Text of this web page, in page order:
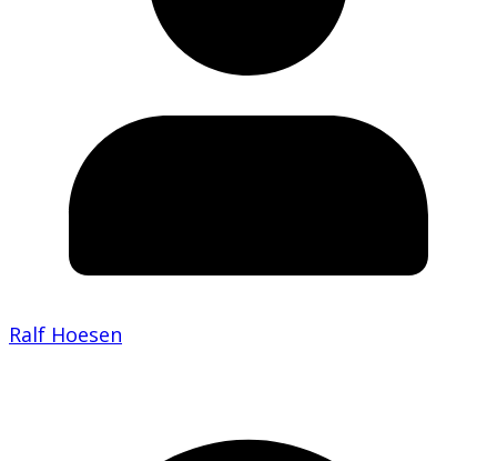
Ralf Hoesen